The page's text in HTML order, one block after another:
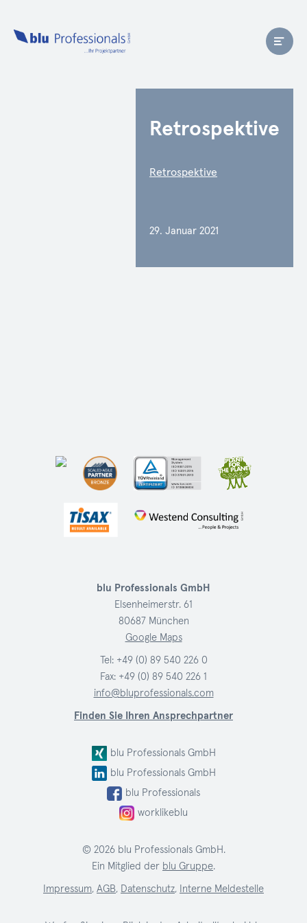
Retrospektive
Retrospektive
29. Januar 2021
blu Professionals GmbH
Elsenheimerstr. 61
80687 München
Google Maps
Tel: +49 (0) 89 540 226 0
Fax: +49 (0) 89 540 226 1
info@bluprofessionals.com
Finden Sie Ihren Ansprechpartner
blu Professionals GmbH
blu Professionals GmbH
blu Professionals
worklikeblu
© 2026 blu Professionals GmbH.
Ein Mitglied der blu Gruppe.
Impressum, AGB, Datenschutz, Interne Meldestelle